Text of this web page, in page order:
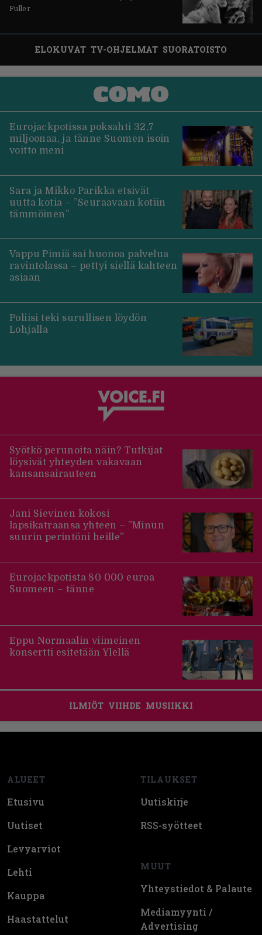
Fuller
ELOKUVAT TV-OHJELMAT SUORATOISTO
Eurojackpotissa poksahti 32,7
miljoonaa, ja tänne Suomen isoin
voitto meni
Sara ja Mikko Parikka etsivät
uutta kotia – ”Seuraavaan kotiin
tämmöinen”
Vappu Pimiä sai huonoa palvelua
ravintolassa – pettyi siellä kahteen
asiaan
Poliisi teki surullisen löydön
Lohjalla
Syötkö perunoita näin? Tutkijat
löysivät yhteyden vakavaan
kansansairauteen
Jani Sievinen kokosi
lapsikatraansa yhteen – ”Minun
suurin perintöni heille”
Eurojackpotista 80 000 euroa
Suomeen – tänne
Eppu Normaalin viimeinen
konsertti esitetään Ylellä
ILMIÖT VIIHDE MUSIIKKI
ALUEET
Etusivu
Uutiset
Levyarviot
Lehti
Kauppa
Haastattelut
TILAUKSET
Uutiskirje
RSS-syötteet
MUUT
Yhteystiedot & Palaute
Mediamyynti /
Advertising